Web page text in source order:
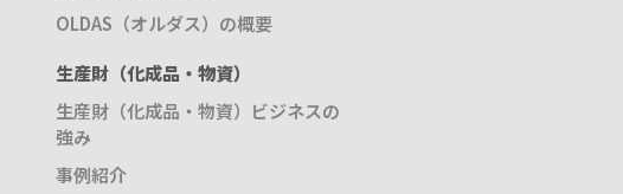
OLDAS（オルダス）の概要
生産財（化成品・物資）
生産財（化成品・物資）ビジネスの
強み
事例紹介